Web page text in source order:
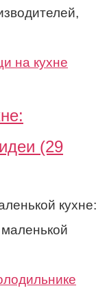
(29
кухне: